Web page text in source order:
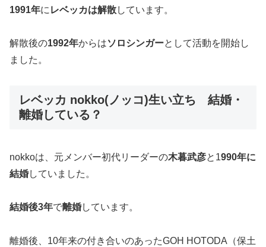
1991年に レベッカは解散しています。
解散後の1992年からはソロシンガーとして活動を開始し
ました。
レベッカ nokko(ノッコ)生い立ち 結婚・
離婚している？
nokkoは、元メンバー初代リーダーの木暮武彦と1990年に
結婚していました。
結婚後3年で離婚しています。
離婚後、10年来の付き合いのあったGOH HOTODA（保土